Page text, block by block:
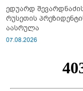
ედუარდ
რუსეთის
აასრულა
07.08.2026